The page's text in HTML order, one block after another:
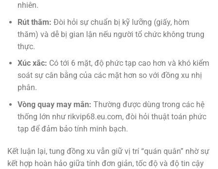
nhiên.
Rút thăm: Đòi hỏi sự chuẩn bị kỹ lưỡng (giấy, hòm
thăm) và dễ bị gian lận nếu người tổ chức không trung
thực.
Xúc xắc: Có tới 6 mặt, độ phức tạp cao hơn và khó kiểm
soát sự cân bằng của các mặt hơn so với đồng xu nhị
phân.
Vòng quay may mắn: Thường được dùng trong các hệ
thống lớn như rikvip68.eu.com, đòi hỏi thuật toán phức
tạp để đảm bảo tính minh bạch.
Kết luận lại, tung đồng xu vẫn giữ vị trí “quán quân” nhờ sự
kết hợp hoàn hảo giữa tính đơn giản, tốc độ và độ tin cậy